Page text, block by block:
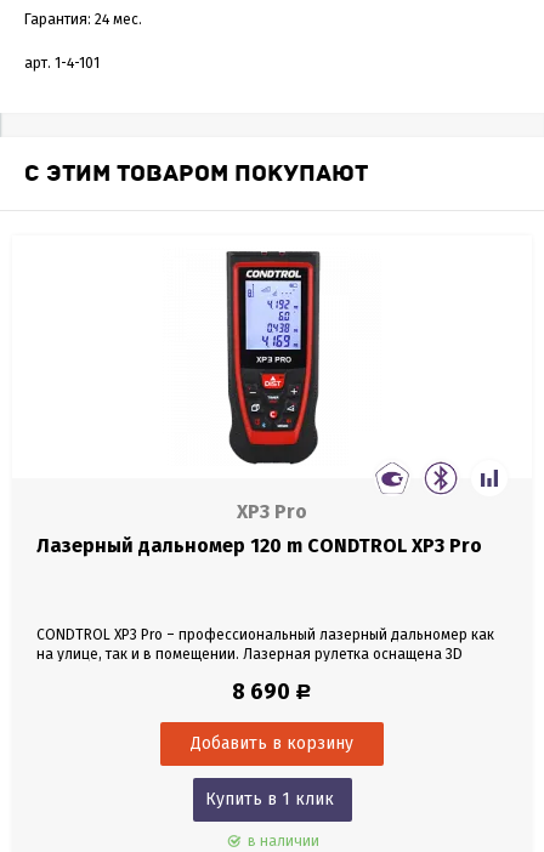
Гарантия: 24 мес.
арт. 1-4-101
С ЭТИМ ТОВАРОМ ПОКУПАЮТ
XP3 Pro
Лазерный дальномер 120 m CONDTROL XP3 Pro
CONDTROL XP3 Pro – профессиональный лазерный дальномер как
на улице, так и в помещении. Лазерная рулетка оснащена 3D
двумя произвольными точками в пространстве. Большой набор
помощью которого можно работать с приложением...
8 690 Р
Купить в 1 клик
в наличии